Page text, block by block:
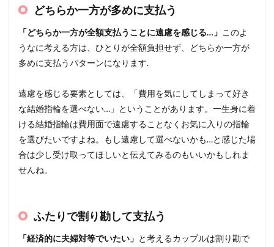
どちらか一方が多めに支払う
「どちらか一方が全額支払うことに遠慮を感じる…」 このよ
うなに考える方は、ひとりが全額負担せず、どちらか一方が
多めに支払うパターンになります.
遠慮を感じる要素としては、「費用を気にしてしまって好き
な結婚指輪を選べない…」ということがあります。一生身に着
ける結婚指輪は費用面で遠慮することなくお気に入りの指輪
を選びたいですよね。もし遠慮して選べないかも…と感じた場
合は少し受け取ってほしいと伝えてみるのもいいかもしれま
せんね。
ふたりで割り勘して支払う
「経済的に夫婦対等でいたい」 と考えるカップルは割り勘で